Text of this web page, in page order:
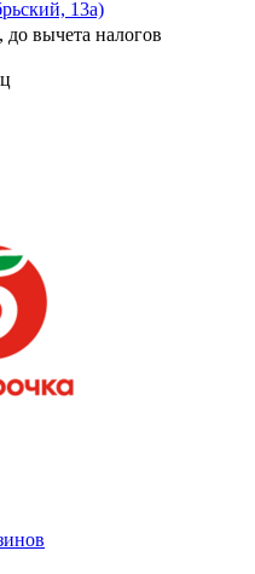
13а)
до вычета налогов